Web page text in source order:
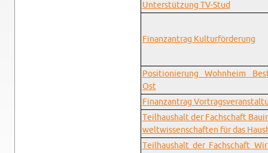
Un­ter­stüt­zung TV-Stud
Fi­nanz­an­trag Kul­tur­för­de­rung
Po­si­tio­nie­rung Wohn­heim
Ost
Fi­nanz­an­trag
Teil­haus­halt der Fach­schaft
welt­wis­sen­schaf­ten für das
Teil­haus­halt der Fach­schaft